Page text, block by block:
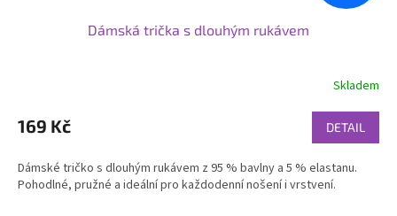
Dámská trička s dlouhým rukávem
Skladem
169 Kč DETAIL
Dámské tričko s dlouhým rukávem z 95 % bavlny a 5 % elastanu.
Pohodlné, pružné a ideální pro každodenní nošení i vrstvení.